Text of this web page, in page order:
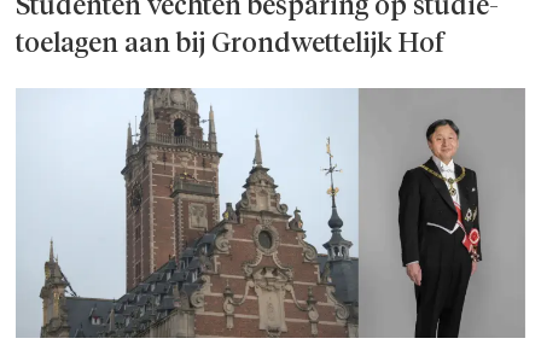
Studenten vechten besparing op studie­
toelagen aan bij Grondwettelijk Hof